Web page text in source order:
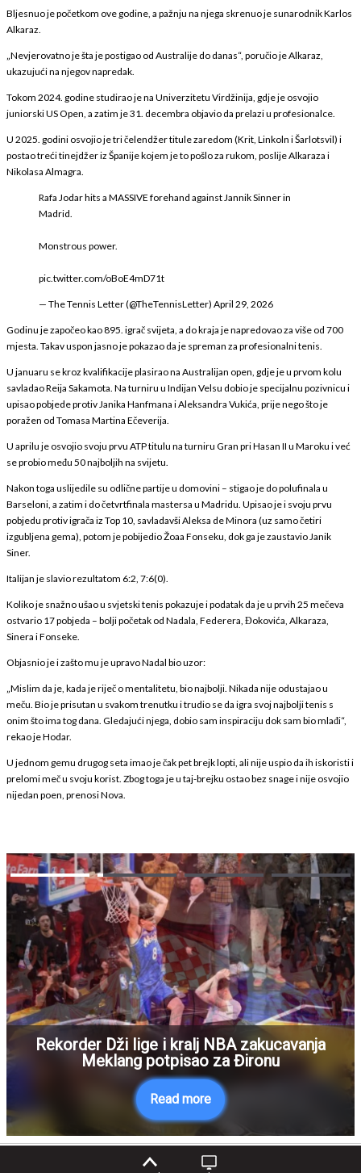
Bljesnuo je početkom ove godine, a pažnju na njega skrenuo je sunarodnik Karlos
Alkaraz.
„Nevjerovatno je šta je postigao od Australije do danas“, poručio je Alkaraz,
ukazujući na njegov napredak.
Tokom 2024. godine studirao je na Univerzitetu Virdžinija, gdje je osvojio
juniorski US Open, a zatim je 31. decembra objavio da prelazi u profesionalce.
U 2025. godini osvojio je tri čelendžer titule zaredom (Krit, Linkoln i Šarlotsvil) i
postao treći tinejdžer iz Španije kojem je to pošlo za rukom, poslije Alkaraza i
Nikolasa Almagra.
Rafa Jodar hits a MASSIVE forehand against Jannik Sinner in
Madrid.
Monstrous power.
pic.twitter.com/oBoE4mD71t
— The Tennis Letter (@TheTennisLetter) April 29, 2026
Godinu je započeo kao 895. igrač svijeta, a do kraja je napredovao za više od 700
mjesta. Takav uspon jasno je pokazao da je spreman za profesionalni tenis.
U januaru se kroz kvalifikacije plasirao na Australijan open, gdje je u prvom kolu
savladao Reija Sakamota. Na turniru u Indijan Velsu dobio je specijalnu pozivnicu i
upisao pobjede protiv Janika Hanfmana i Aleksandra Vukića, prije nego što je
poražen od Tomasa Martina Ečeverija.
U aprilu je osvojio svoju prvu ATP titulu na turniru Gran pri Hasan II u Maroku i već
se probio među 50 najboljih na svijetu.
Nakon toga uslijedile su odlične partije u domovini – stigao je do polufinala u
Barseloni, a zatim i do četvrtfinala mastersa u Madridu. Upisao je i svoju prvu
pobjedu protiv igrača iz Top 10, savladavši Aleksa de Minora (uz samo četiri
izgubljena gema), potom je pobijedio Žoaa Fonseku, dok ga je zaustavio Janik
Siner.
Italijan je slavio rezultatom 6:2, 7:6(0).
Koliko je snažno ušao u svjetski tenis pokazuje i podatak da je u prvih 25 mečeva
ostvario 17 pobjeda – bolji početak od Nadala, Federera, Đokovića, Alkaraza,
Sinera i Fonseke.
Objasnio je i zašto mu je upravo Nadal bio uzor:
„Mislim da je, kada je riječ o mentalitetu, bio najbolji. Nikada nije odustajao u
meču. Bio je prisutan u svakom trenutku i trudio se da igra svoj najbolji tenis s
onim što ima tog dana. Gledajući njega, dobio sam inspiraciju dok sam bio mlađi“,
rekao je Hodar.
U jednom gemu drugog seta imao je čak pet brejk lopti, ali nije uspio da ih iskoristi i
prelomi meč u svoju korist. Zbog toga je u taj-brejku ostao bez snage i nije osvojio
nijedan poen, prenosi Nova.
Rekorder Dži lige i kralj NBA zakucavanja
Meklang potpisao za Đironu
Read more